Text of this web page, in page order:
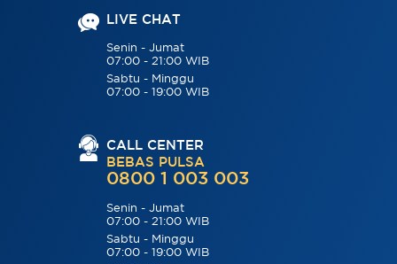
LIVE CHAT
Senin - Jumat
07:00 - 21:00 WIB
Sabtu - Minggu
07:00 - 19:00 WIB
CALL CENTER
BEBAS PULSA
0800 1 003 003
Senin - Jumat
07:00 - 21:00 WIB
Sabtu - Minggu
07:00 - 19:00 WIB